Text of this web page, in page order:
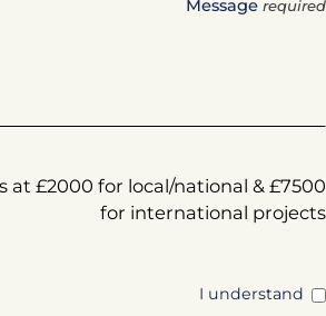
Message required
at £2000 for local/national & £7500
for international projects
I understand